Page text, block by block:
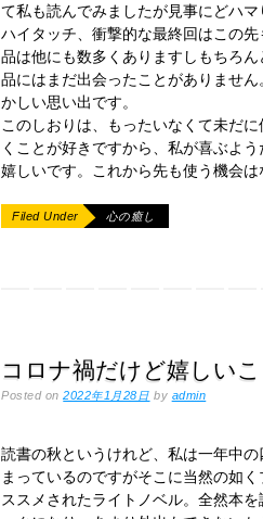
て私も読んでみましたが見事にどハ
ハイタッチ、衝撃的な最終回はこの
品は他にも数多くありますしもちろ
品にはまだ出会ったことがありませ
かしい思い出です。
このしおりは、もったいなくて未だ
くことが好きですから、私が喜ぶよ
嬉しいです。これから先も使う機会
Filed Under 心の癒し
コロナ禍だけど嬉しい
Posted on2022年1月28日 by admin
読書の秋というけれど、私は一年中
まっているのですがそこに当然の如
ススメされたライトノベル。全然本